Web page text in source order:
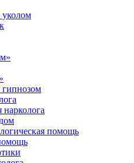
нарколога
помощь